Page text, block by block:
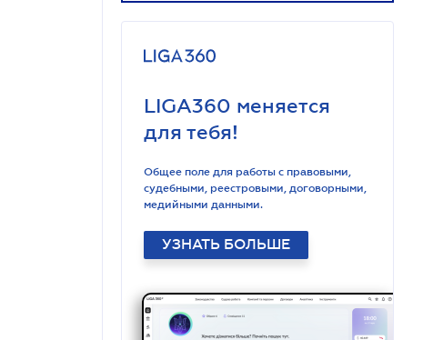
LIGA360 меняется
для тебя!
Общее поле для работы с правовыми,
судебными, реестровыми, договорными,
медийными данными.
УЗНАТЬ БОЛЬШЕ